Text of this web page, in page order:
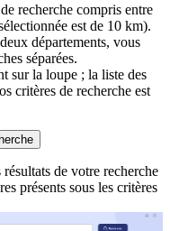
recherche compris entre
est de 10 km).
départements, vous
séparées.
sur la loupe ; la liste des
critères de recherche est
de votre recherche
présents sous les critères